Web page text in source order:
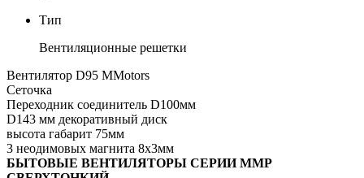
Тип
Вентиляционные решетки
Вентилятор D95 ММotors
Сеточка
Переходник соединитель D100мм
D143 мм декоративный диск
высота габарит 75мм
3 неодимовых магнита 8х3мм
БЫТОВЫЕ ВЕНТИЛЯТОРЫ СЕРИИ ММР